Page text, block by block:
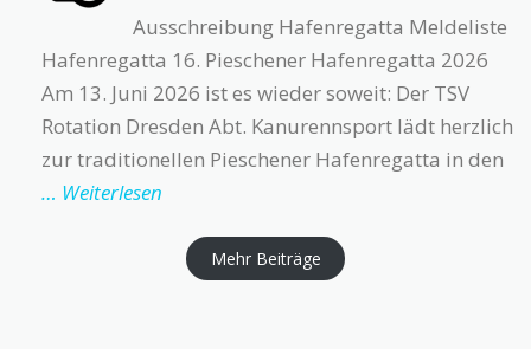
Ausschreibung Hafenregatta Meldeliste
Hafenregatta 16. Pieschener Hafenregatta 2026
Am 13. Juni 2026 ist es wieder soweit: Der TSV
Rotation Dresden Abt. Kanurennsport lädt herzlich
zur traditionellen Pieschener Hafenregatta in den
… Weiterlesen
Mehr Beiträge